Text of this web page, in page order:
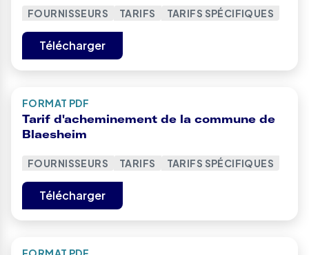
FOURNISSEURS TARIFS TARIFS SPÉCIFIQUES
Télécharger
FORMAT PDF
Tarif d'acheminement de la commune de
Blaesheim
FOURNISSEURS TARIFS TARIFS SPÉCIFIQUES
Télécharger